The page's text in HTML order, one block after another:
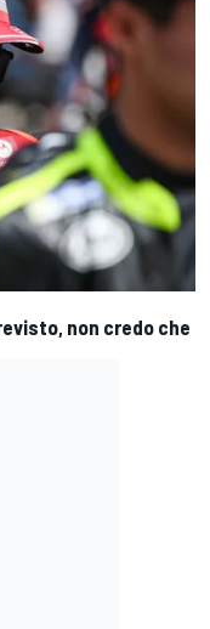
non credo che